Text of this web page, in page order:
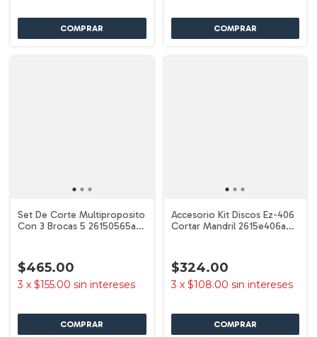
Set De Corte Multiproposito
Con 3 Brocas 5 26150565ac
$465.00
3 x $155.00 sin intereses
Accesorio Kit Discos Ez-406
Cortar Mandril 2615e406ad
$324.00
3 x $108.00 sin intereses